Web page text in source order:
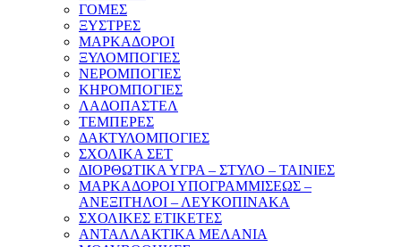
ΓΟΜΕΣ
ΞΥΣΤΡΕΣ
ΜΑΡΚΑΔΟΡΟΙ
ΞΥΛΟΜΠΟΓΙΕΣ
ΝΕΡΟΜΠΟΓΙΕΣ
ΚΗΡΟΜΠΟΓΙΕΣ
ΛΑΔΟΠΑΣΤΕΛ
ΤΕΜΠΕΡΕΣ
ΔΑΚΤΥΛΟΜΠΟΓΙΕΣ
ΣΧΟΛΙΚΑ ΣΕΤ
ΔΙΟΡΘΩΤΙΚΑ ΥΓΡΑ – ΣΤΥΛΟ – ΤΑΙΝΙΕΣ
ΜΑΡΚΑΔΟΡΟΙ ΥΠΟΓΡΑΜΜΙΣΕΩΣ –
ΑΝΕΞΙΤΗΛΟΙ – ΛΕΥΚΟΠΙΝΑΚΑ
ΣΧΟΛΙΚΕΣ ΕΤΙΚΕΤΕΣ
ΑΝΤΑΛΛΑΚΤΙΚΑ ΜΕΛΑΝΙΑ